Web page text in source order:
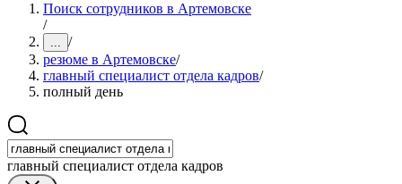
Поиск сотрудников в Артемовске
/
... /
резюме в Артемовске/
главный специалист отдела кадров/
полный день
главный специалист отдела кадров